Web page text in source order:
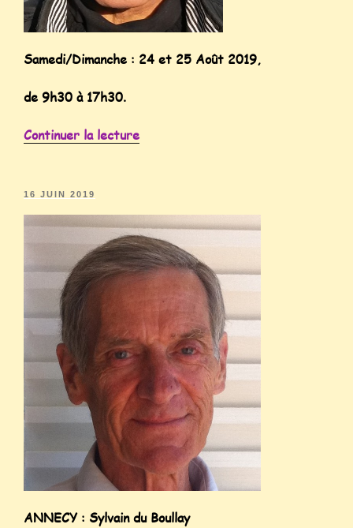
Samedi/Dimanche : 24 et 25 Août 2019,
de 9h30 à 17h30.
Continuer la lecture
16 JUIN 2019
ANNECY : Sylvain du Boullay